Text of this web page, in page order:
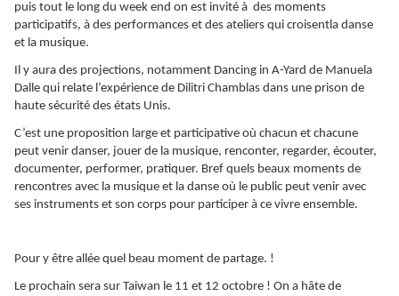
puis tout le long du week end on est invité à des moments
participatifs, à des performances et des ateliers qui croisentla danse
et la musique.
Il y aura des projections, notamment Dancing in A-Yard de Manuela
Dalle qui relate l’expérience de Dilitri Chamblas dans une prison de
haute sécurité des états Unis.
C’est une proposition large et participative où chacun et chacune
peut venir danser, jouer de la musique, renconter, regarder, écouter,
documenter, performer, pratiquer. Bref quels beaux moments de
rencontres avec la musique et la danse où le public peut venir avec
ses instruments et son corps pour participer à ce vivre ensemble.
Pour y être allée quel beau moment de partage. !
Le prochain sera sur Taiwan le 11 et 12 octobre ! On a hâte de